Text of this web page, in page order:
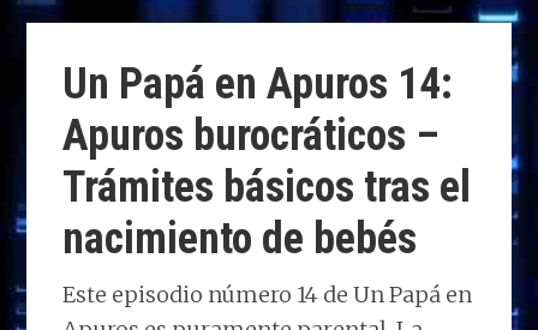
d
o
n
b
o
o
k
e
dI
n
s
A
p
p
g
ra
m
p
ar
ti
r
Un Papá en Apuros 14:
Apuros burocráticos –
Trámites básicos tras el
nacimiento de bebés
Este episodio número 14 de Un Papá en